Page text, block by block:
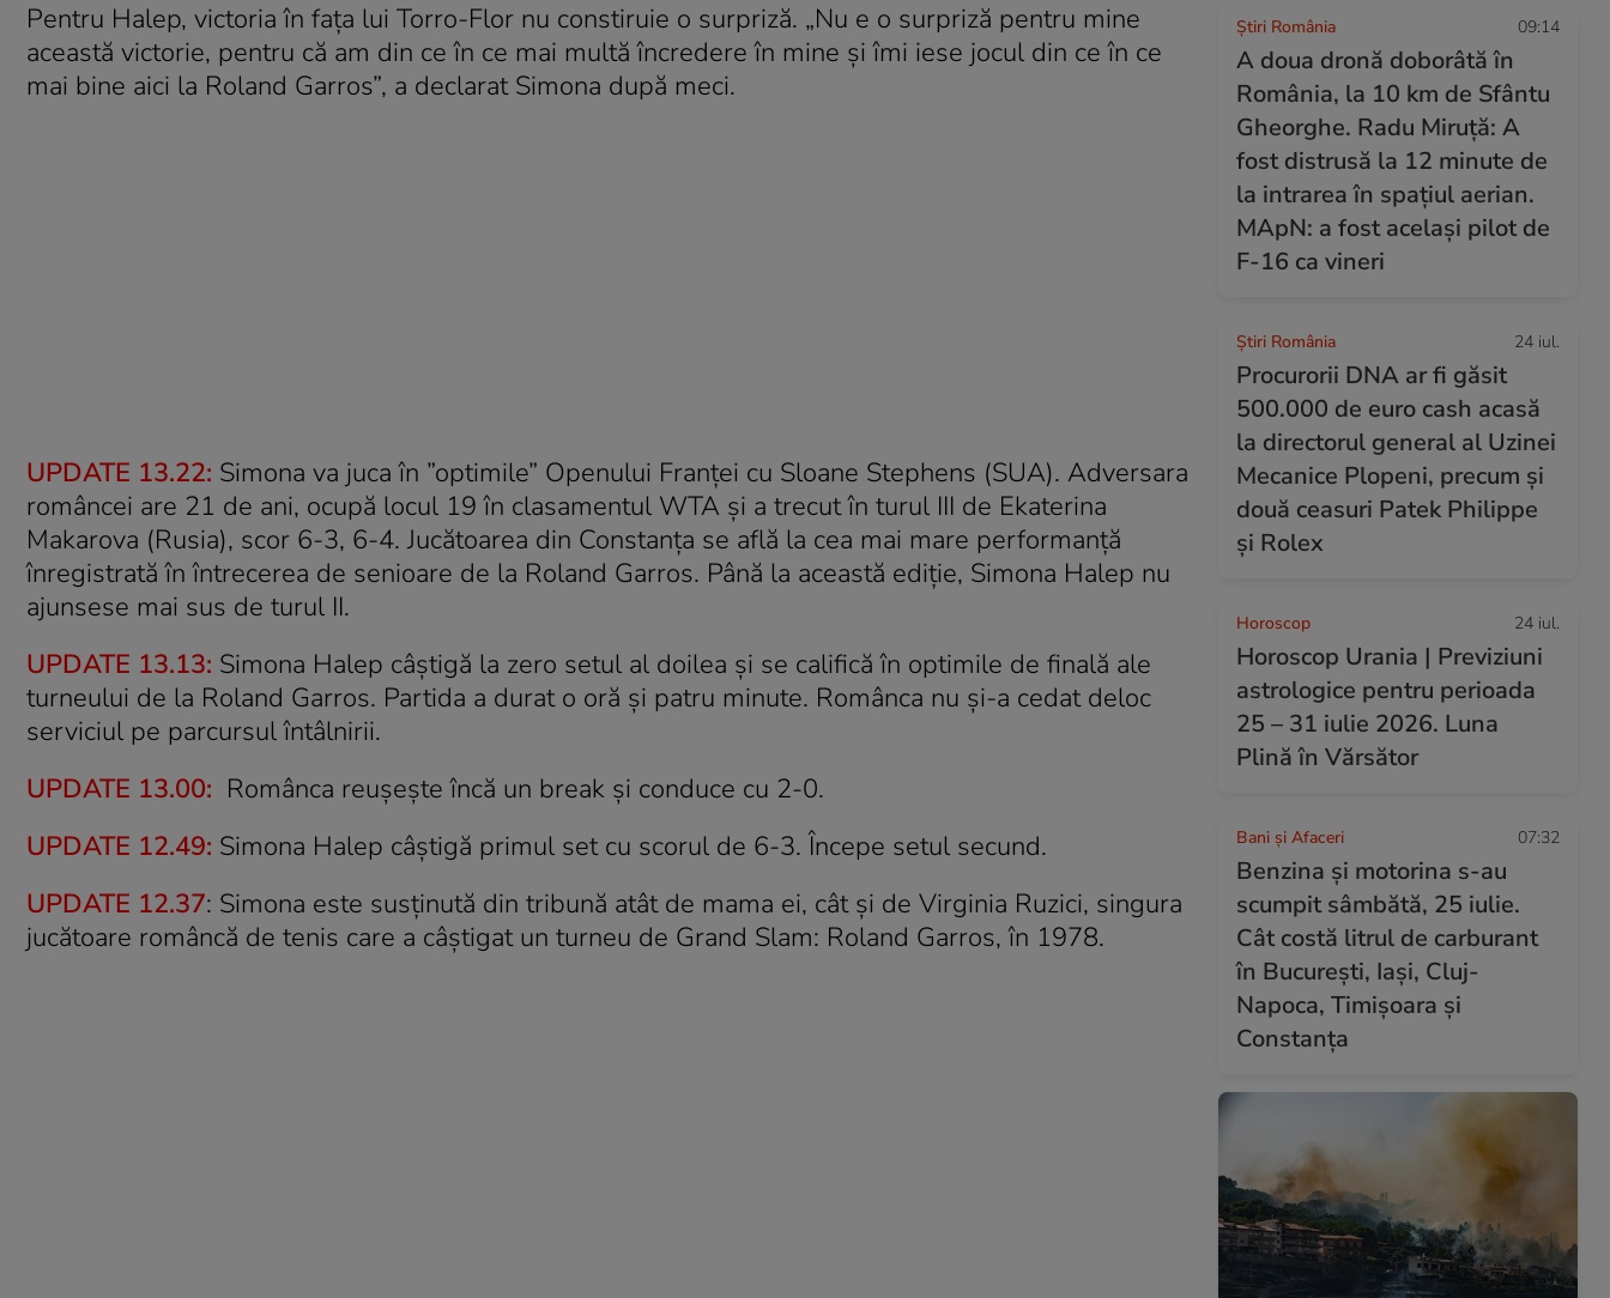
Pentru Halep, victoria în faţa lui Torro-Flor nu constiruie o surpriză. „Nu e o surpriză pentru mine
această victorie, pentru că am din ce în ce mai multă încredere în mine şi îmi iese jocul din ce în ce
mai bine aici la Roland Garros”, a declarat Simona după meci.
UPDATE 13.22: Simona va juca în ”optimile” Openului Franţei cu Sloane Stephens (SUA). Adversara
româncei are 21 de ani, ocupă locul 19 în clasamentul WTA şi a trecut în turul III de Ekaterina
Makarova (Rusia), scor 6-3, 6-4. Jucătoarea din Constanţa se află la cea mai mare performanţă
înregistrată în întrecerea de senioare de la Roland Garros. Până la această ediţie, Simona Halep nu
ajunsese mai sus de turul II.
UPDATE 13.13: Simona Halep câştigă la zero setul al doilea şi se califică în optimile de finală ale
turneului de la Roland Garros. Partida a durat o oră şi patru minute. Românca nu şi-a cedat deloc
serviciul pe parcursul întâlnirii.
UPDATE 13.00: Românca reuşeşte încă un break şi conduce cu 2-0.
UPDATE 12.49: Simona Halep câştigă primul set cu scorul de 6-3. Începe setul secund.
UPDATE 12.37: Simona este susţinută din tribună atât de mama ei, cât şi de Virginia Ruzici, singura
jucătoare româncă de tenis care a câştigat un turneu de Grand Slam: Roland Garros, în 1978.
Știri România 09:14
A doua dronă doborâtă în
România, la 10 km de Sfântu
Gheorghe. Radu Miruță: A
fost distrusă la 12 minute de
la intrarea în spațiul aerian.
MApN: a fost același pilot de
F-16 ca vineri
Știri România 24 iul.
Procurorii DNA ar fi găsit
500.000 de euro cash acasă
la directorul general al Uzinei
Mecanice Plopeni, precum și
două ceasuri Patek Philippe
și Rolex
Horoscop 24 iul.
Horoscop Urania | Previziuni
astrologice pentru perioada
25 – 31 iulie 2026. Luna
Plină în Vărsător
Bani și Afaceri 07:32
Benzina și motorina s-au
scumpit sâmbătă, 25 iulie.
Cât costă litrul de carburant
în București, Iași, Cluj-
Napoca, Timișoara și
Constanța